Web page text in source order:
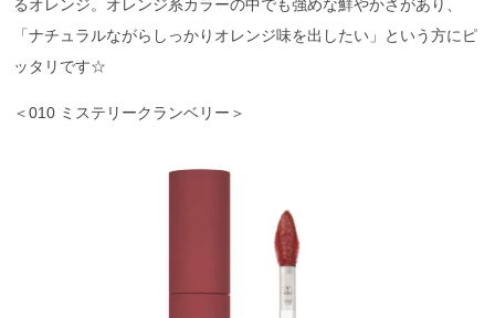
るオレンジ。オレンジ系カラーの中でも強めな鮮やかさがあり、
「ナチュラルながらしっかりオレンジ味を出したい」という方にピ
ッタリです☆
＜010 ミステリークランベリー＞